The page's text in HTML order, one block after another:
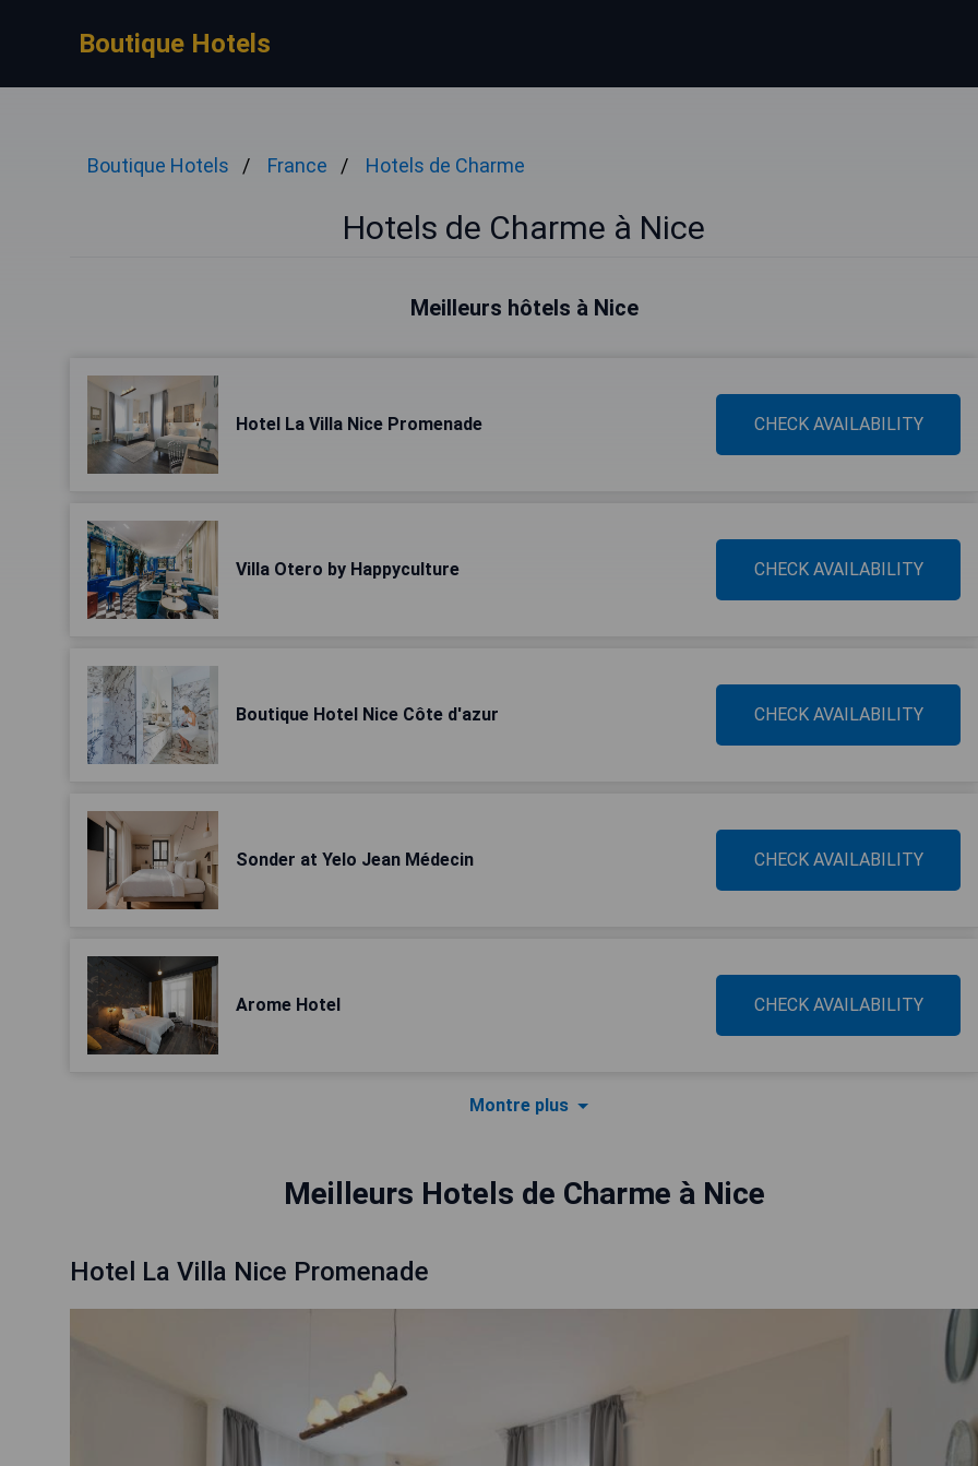
Boutique Hotels
Boutique Hotels France Hotels de Charme
Hotels de Charme à Nice
Meilleurs hôtels à Nice
Hotel La Villa Nice Promenade CHECK AVAILABILITY
Villa Otero by Happyculture CHECK AVAILABILITY
Boutique Hotel Nice Côte d'azur CHECK AVAILABILITY
Sonder at Yelo Jean Médecin CHECK AVAILABILITY
Arome Hotel CHECK AVAILABILITY
Montre plus
Meilleurs Hotels de Charme à Nice
Hotel La Villa Nice Promenade